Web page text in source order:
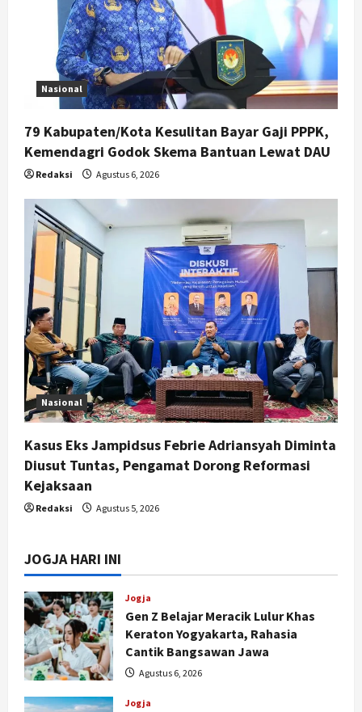
Nasional
79 Kabupaten/Kota Kesulitan Bayar Gaji PPPK,
Kemendagri Godok Skema Bantuan Lewat DAU
Redaksi Agustus 6, 2026
Nasional
Kasus Eks Jampidsus Febrie Adriansyah Diminta
Diusut Tuntas, Pengamat Dorong Reformasi
Kejaksaan
Redaksi Agustus 5, 2026
JOGJA HARI INI
Jogja
Gen Z Belajar Meracik Lulur Khas
Keraton Yogyakarta, Rahasia
Cantik Bangsawan Jawa
Agustus 6, 2026
Jogja